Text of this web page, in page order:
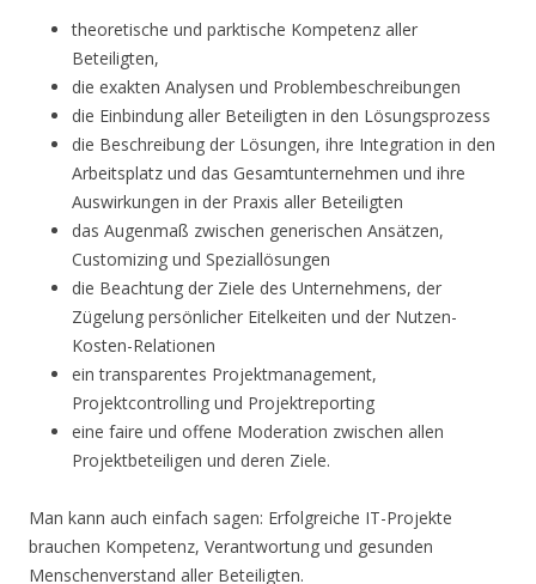
theoretische und parktische Kompetenz aller
Beteiligten,
die exakten Analysen und Problembeschreibungen
die Einbindung aller Beteiligten in den Lösungsprozess
die Beschreibung der Lösungen, ihre Integration in den
Arbeitsplatz und das Gesamtunternehmen und ihre
Auswirkungen in der Praxis aller Beteiligten
das Augenmaß zwischen generischen Ansätzen,
Customizing und Speziallösungen
die Beachtung der Ziele des Unternehmens, der
Zügelung persönlicher Eitelkeiten und der Nutzen-
Kosten-Relationen
ein transparentes Projektmanagement,
Projektcontrolling und Projektreporting
eine faire und offene Moderation zwischen allen
Projektbeteiligen und deren Ziele.
Man kann auch einfach sagen: Erfolgreiche IT-Projekte
brauchen Kompetenz, Verantwortung und gesunden
Menschenverstand aller Beteiligten.